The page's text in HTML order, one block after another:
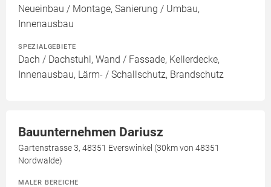
Neueinbau / Montage, Sanierung / Umbau,
Innenausbau
SPEZIALGEBIETE
Dach / Dachstuhl, Wand / Fassade, Kellerdecke,
Innenausbau, Lärm- / Schallschutz, Brandschutz
Bauunternehmen Dariusz
Gartenstrasse 3, 48351 Everswinkel (30km von 48351
Nordwalde)
MALER BEREICHE